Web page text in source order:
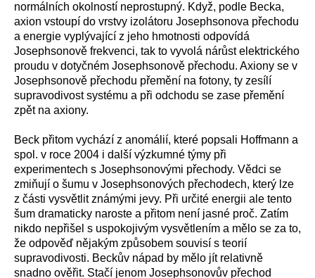
normálních okolností neprostupný. Když, podle Becka,
axion vstoupí do vrstvy izolátoru Josephsonova přechodu
a energie vyplývající z jeho hmotnosti odpovídá
Josephsonově frekvenci, tak to vyvolá nárůst elektrického
proudu v dotyčném Josephsonově přechodu. Axiony se v
Josephsonově přechodu přemění na fotony, ty zesílí
supravodivost systému a při odchodu se zase přemění
zpět na axiony.
Beck přitom vychází z anomálií, které popsali Hoffmann a
spol. v roce 2004 i další výzkumné týmy při
experimentech s Josephsonovými přechody. Vědci se
zmiňují o šumu v Josephsonových přechodech, který lze
z části vysvětlit známými jevy. Při určité energii ale tento
šum dramaticky naroste a přitom není jasné proč. Zatím
nikdo nepřišel s uspokojivým vysvětlením a mělo se za to,
že odpověď nějakým způsobem souvisí s teorií
supravodivosti. Beckův nápad by mělo jít relativně
snadno ověřit. Stačí jenom Josephsonovův přechod